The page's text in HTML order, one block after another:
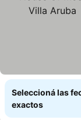
Seleccioná las
exactos